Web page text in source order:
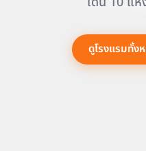
ดูโรงแรมทั้